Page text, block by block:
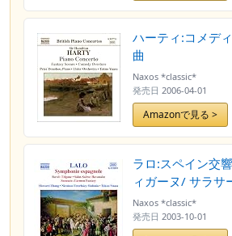
ハーティ:コメデ
曲
Naxos *classic*
発売日 2006-04-01
Amazonで見る >
ラロ:スペイン交
ィガーヌ/ サラサ
曲 他
Naxos *classic*
発売日 2003-10-01